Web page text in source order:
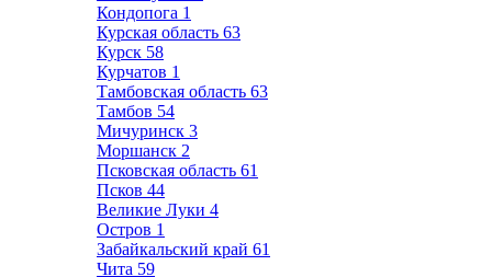
Кондопога 1
Курская область 63
Курск 58
Курчатов 1
Тамбовская область 63
Тамбов 54
Мичуринск 3
Моршанск 2
Псковская область 61
Псков 44
Великие Луки 4
Остров 1
Забайкальский край 61
Чита 59